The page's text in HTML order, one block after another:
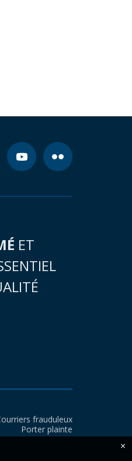
ET
frauduleux
Porter plainte
×